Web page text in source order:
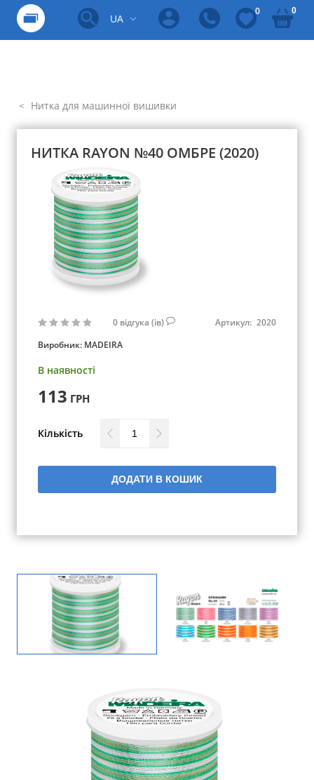
UA
0 0
Нитка для машинної вишивки
НИТКА RAYON №40 ОМБРЕ (2020)
0 відгука (ів) Артикул: 2020
Виробник: MADEIRA
В наявності
113 ГРН
Кількість
ДОДАТИ В КОШИК